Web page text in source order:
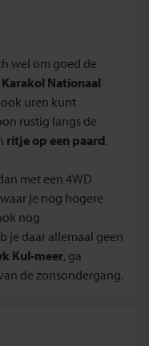
wel om goed de
Karakol Nationaal
ook uren kunt
rustig langs de
ritje op een paard.
met een 4WD
je nog hogere
nog
je daar allemaal geen
Kul-meer, ga
de zonsondergang.